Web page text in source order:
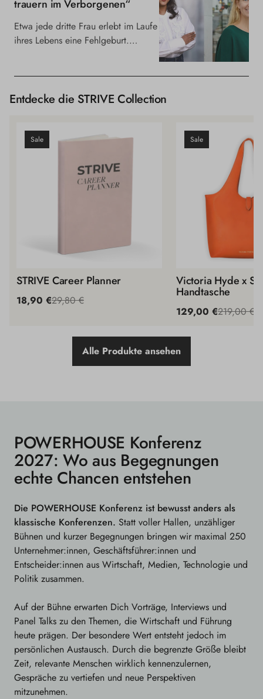
trauern im Verborgenen“
Etwa jede dritte Frau erlebt im Laufe
ihres Lebens eine Fehlgeburt.
Entdecke die STRIVE Collection
Sale
STRIVE Career Planner
18,90 €29,80 €
Sale
Victoria Hyde x
Handtasche
129,00 €219,00 €
Alle Produkte ansehen
POWERHOUSE Konferenz
2027: Wo aus Begegnungen
echte Chancen entstehen
Die POWERHOUSE Konferenz ist bewusst anders als
klassische Konferenzen. Statt voller Hallen, unzähliger
Bühnen und kurzer Begegnungen bringen wir maximal 250
Unternehmer:innen, Geschäftsführer:innen und
Entscheider:innen aus Wirtschaft, Medien, Technologie und
Politik zusammen.
Auf der Bühne erwarten Dich Vorträge, Interviews und
Panel Talks zu den Themen, die Wirtschaft und Führung
heute prägen. Der besondere Wert entsteht jedoch im
persönlichen Austausch. Durch die begrenzte Größe bleibt
Zeit, relevante Menschen wirklich kennenzulernen,
Gespräche zu vertiefen und neue Perspektiven
mitzunehmen.